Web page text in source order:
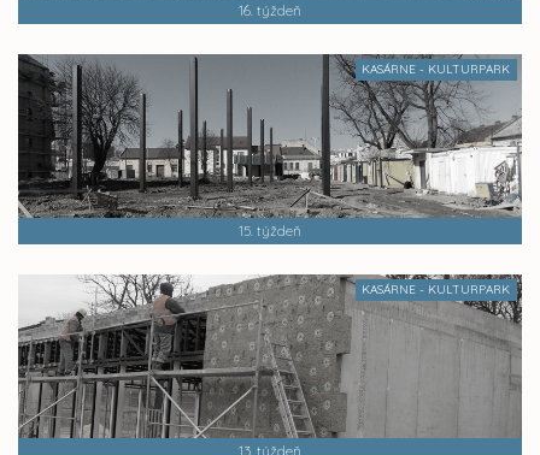
16. týždeň
KASÁRNE - KULTURPARK
15. týždeň
KASÁRNE - KULTURPARK
13. týždeň